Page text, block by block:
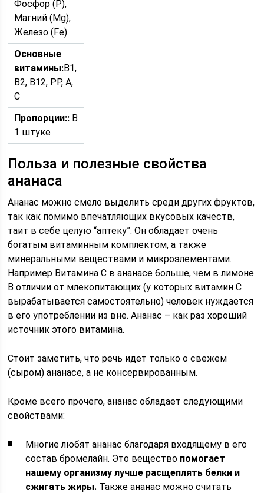
Фосфор (P),
Магний (Mg),
Железо (Fe)
Основные
витамины:B1,
B2, B12, PP, A,
C
Пропорции:: В
1 штуке
Польза и полезные свойства
ананаса
Ананас можно смело выделить среди других фруктов,
так как помимо впечатляющих вкусовых качеств,
таит в себе целую “аптеку”. Он обладает очень
богатым витаминным комплектом, а также
минеральными веществами и микроэлементами.
Например Витамина С в ананасе больше, чем в лимоне.
В отличии от млекопитающих (у которых витамин С
вырабатывается самостоятельно) человек нуждается
в его употреблении из вне. Ананас – как раз хороший
источник этого витамина.
Стоит заметить, что речь идет только о свежем
(сыром) ананасе, а не консервированным.
Кроме всего прочего, ананас обладает следующими
свойствами:
Многие любят ананас благодаря входящему в его
состав бромелайн. Это вещество помогает
нашему организму лучше расщеплять белки и
сжигать жиры. Также ананас можно считать